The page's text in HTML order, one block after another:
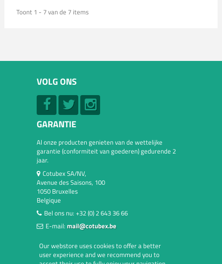
Toont 1 - 7 van de 7 items
VOLG ONS
GARANTIE
Al onze producten genieten van de wettelijke
garantie (conformiteit van goederen) gedurende 2
jaar.
Cotubex SA/NV,
Avenue des Saisons, 100
1050 Bruxelles
Belgique
Bel ons nu: +32 (0) 2 643 36 66
E-mail: mail@cotubex.be
Our webstore uses cookies to offer a better
user experience and we recommend you to